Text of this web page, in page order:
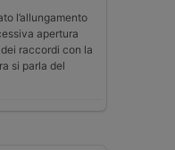
l’allungamento
apertura
raccordi con la
si parla del